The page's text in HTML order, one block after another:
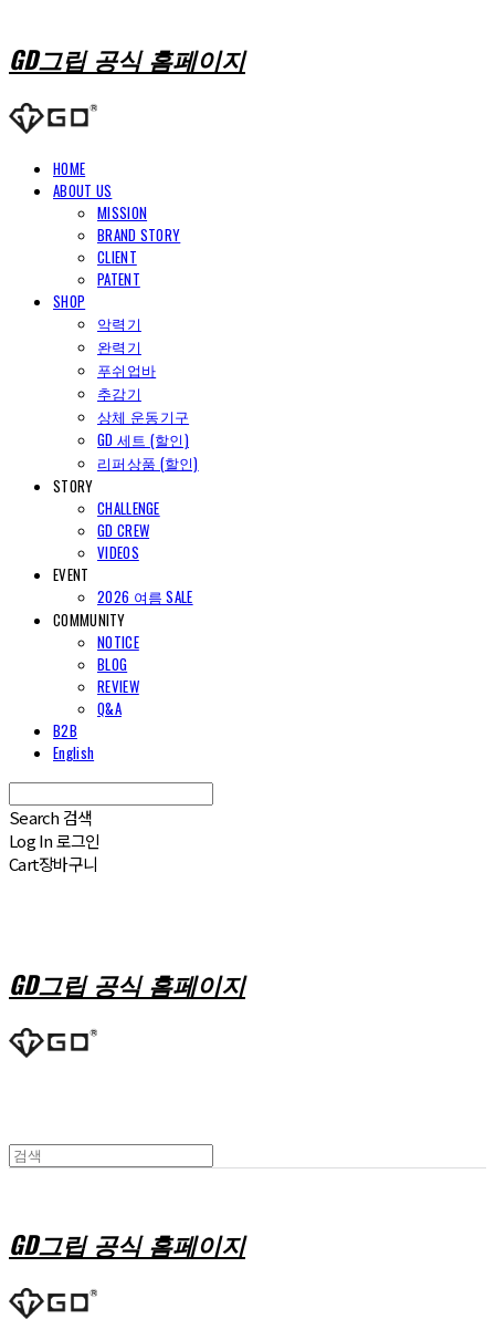
GD그립 공식 홈페이지
HOME
ABOUT US
MISSION
BRAND STORY
CLIENT
PATENT
SHOP
악력기
완력기
푸쉬업바
추감기
상체 운동기구
GD 세트 (할인)
리퍼상품 (할인)
STORY
CHALLENGE
GD CREW
VIDEOS
EVENT
2026 여름 SALE
COMMUNITY
NOTICE
BLOG
REVIEW
Q&A
B2B
English
Search 검색
Log In로그인
Cart장바구니
GD그립 공식 홈페이지
GD그립 공식 홈페이지